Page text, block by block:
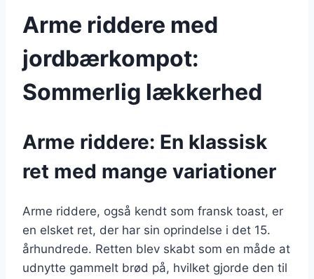
Arme riddere med
jordbærkompot:
Sommerlig lækkerhed
Arme riddere: En klassisk
ret med mange variationer
Arme riddere, også kendt som fransk toast, er
en elsket ret, der har sin oprindelse i det 15.
århundrede. Retten blev skabt som en måde at
udnytte gammelt brød på, hvilket gjorde den til